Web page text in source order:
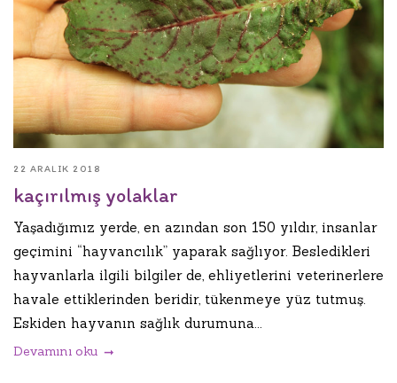
22 ARALIK 2018
kaçırılmış yolaklar
Yaşadığımız yerde, en azından son 150 yıldır, insanlar
geçimini “hayvancılık” yaparak sağlıyor. Besledikleri
hayvanlarla ilgili bilgiler de, ehliyetlerini veterinerlere
havale ettiklerinden beridir, tükenmeye yüz tutmuş.
Eskiden hayvanın sağlık durumuna...
Devamını oku